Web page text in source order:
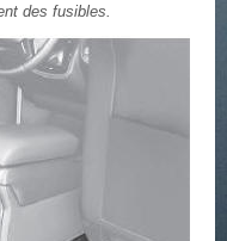
des fusibles.